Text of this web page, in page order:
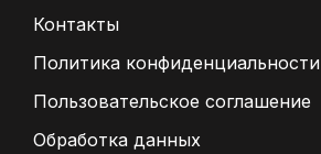
Контакты
Политика конфиденциальности
Пользовательское соглашение
Обработка данных